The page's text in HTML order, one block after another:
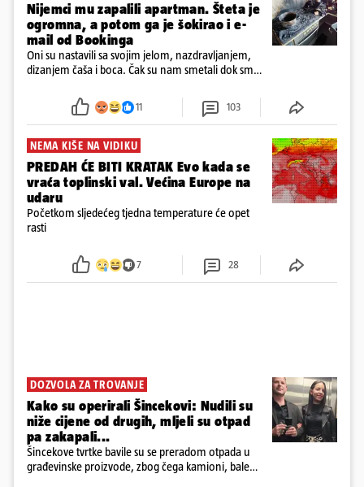
Nijemci mu zapalili apartman. Šteta je
ogromna, a potom ga je šokirao i e-
mail od Bookinga
Oni su nastavili sa svojim jelom, nazdravljanjem,
dizanjem čaša i boca. Čak su nam smetali dok smo
požar, rekao je vlasnik
11 103
NEMA KIŠE NA VIDIKU
PREDAH ĆE BITI KRATAK Evo kada se
vraća toplinski val. Većina Europe na
udaru
Početkom sljedećeg tjedna temperature će opet
rasti
7 28
DOZVOLA ZA TROVANJE
Kako su operirali Šincekovi: Nudili su
niže cijene od drugih, mljeli su otpad
pa zakapali...
Šincekove tvrtke bavile su se preradom otpada u
građevinske proizvode, zbog čega kamioni, bale